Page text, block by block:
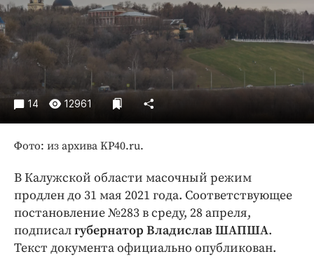
Общество
Праздники
Происшествия
Спорт
Экономика и бизнес
ПРОЕКТЫ
Издания
Медиаперсона
Интересное чтиво
Клиника года
14 12961
Фото: из архива KP40.ru.
В Калужской области масочный режим
продлен до 31 мая 2021 года. Соответствующее
постановление №283 в среду, 28 апреля,
подписалгубернатор Владислав ШАПША.
Текст документа официально опубликован.